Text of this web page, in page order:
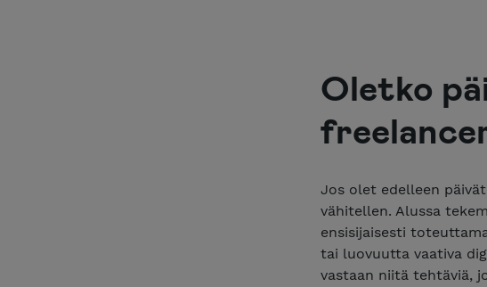
Oletko
Jos olet edelleen
vähitellen. Alussa
ensisijaisesti
tai luovuutta vaativa
vastaan niitä tehtäviä,